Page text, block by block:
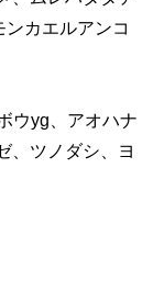
カエルアンコ
ウyg、アオハナ
、ツノダシ、ヨ